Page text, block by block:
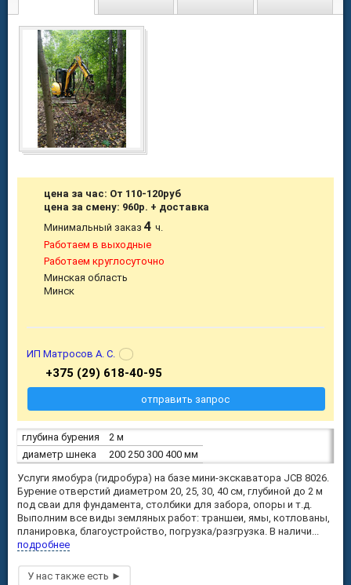
глубина бурения
2 м
диаметр шнека
200 250 300 400 мм
Услуги ямобура (гидробура) на базе мини-экскаватора JCB 8026.
Бурение отверстий диаметром 20, 25, 30, 40 см, глубиной до 2 м
под сваи для фундамента, столбики для забора, опоры и т.д.
Выполним все виды земляных работ: траншеи, ямы, котлованы,
планировка, благоустройство, погрузка/разгрузка. В наличи...
подробнее
цена за час: От 110-120руб
цена за смену: 960р. + доставка
Минимальный заказ4ч.
Работаем в выходные
Работаем круглосуточно
Минская область
Минск
ИП Матросов А. С.
+375 (29) 618-40-95
отправить запрос